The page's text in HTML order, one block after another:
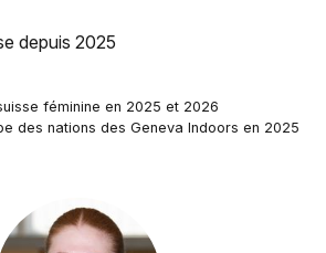
depuis 2025
féminine en 2025 et 2026
des nations des Geneva Indoors en 2025